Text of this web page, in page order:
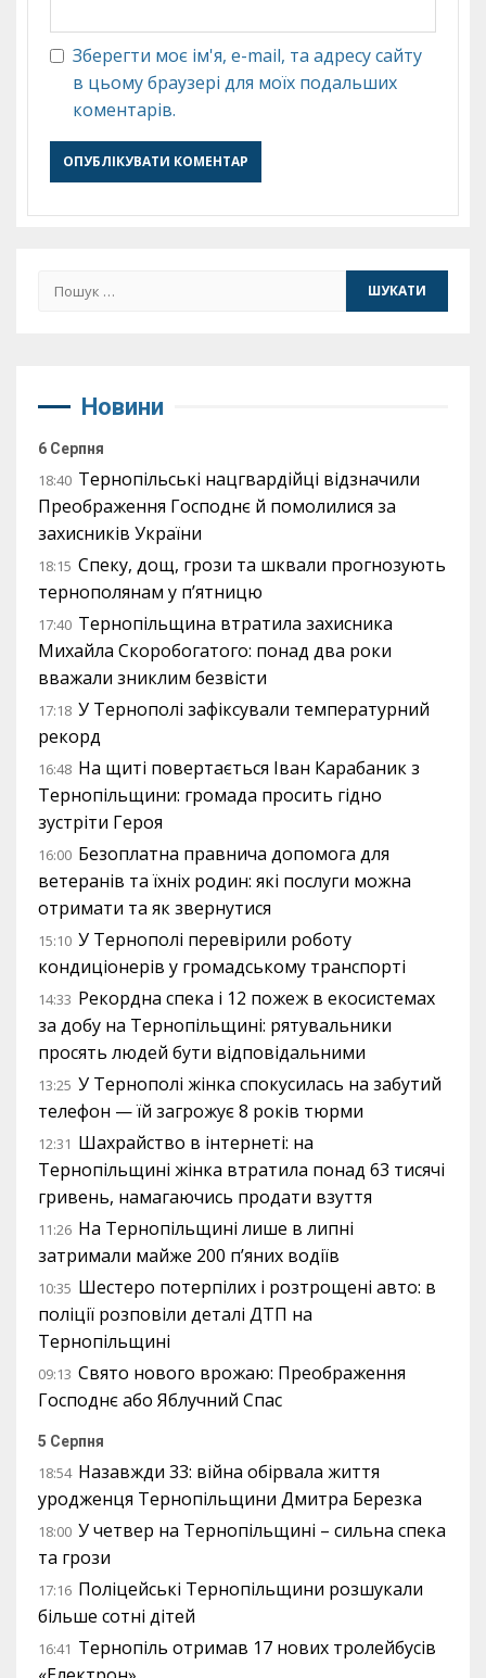
Зберегти моє ім'я, e-mail, та адресу сайту
в цьому браузері для моїх подальших
коментарів.
Пошук:
Новини
6 Серпня
18:40 Тернопільські нацгвардійці відзначили
Преображення Господнє й помолилися за
захисників України
18:15 Спеку, дощ, грози та шквали прогнозують
тернополянам у п’ятницю
17:40 Тернопільщина втратила захисника
Михайла Скоробогатого: понад два роки
вважали зниклим безвісти
17:18 У Тернополі зафіксували температурний
рекорд
16:48 На щиті повертається Іван Карабаник з
Тернопільщини: громада просить гідно
зустріти Героя
16:00 Безоплатна правнича допомога для
ветеранів та їхніх родин: які послуги можна
отримати та як звернутися
15:10 У Тернополі перевірили роботу
кондиціонерів у громадському транспорті
14:33 Рекордна спека і 12 пожеж в екосистемах
за добу на Тернопільщині: рятувальники
просять людей бути відповідальними
13:25 У Тернополі жінка спокусилась на забутий
телефон — їй загрожує 8 років тюрми
12:31 Шахрайство в інтернеті: на
Тернопільщині жінка втратила понад 63 тисячі
гривень, намагаючись продати взуття
11:26 На Тернопільщині лише в липні
затримали майже 200 п’яних водіїв
10:35 Шестеро потерпілих і розтрощені авто: в
поліції розповіли деталі ДТП на
Тернопільщині
09:13 Свято нового врожаю: Преображення
Господнє або Яблучний Спас
5 Серпня
18:54 Назавжди 33: війна обірвала життя
уродженця Тернопільщини Дмитра Березка
18:00 У четвер на Тернопільщині – сильна спека
та грози
17:16 Поліцейські Тернопільщини розшукали
більше сотні дітей
16:41 Тернопіль отримав 17 нових тролейбусів